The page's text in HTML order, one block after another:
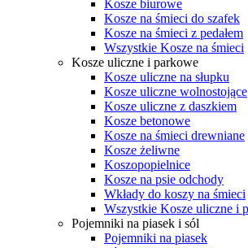
Kosze biurowe
Kosze na śmieci do szafek
Kosze na śmieci z pedałem
Wszystkie Kosze na śmieci
Kosze uliczne i parkowe
Kosze uliczne na słupku
Kosze uliczne wolnostojące
Kosze uliczne z daszkiem
Kosze betonowe
Kosze na śmieci drewniane
Kosze żeliwne
Koszopopielnice
Kosze na psie odchody
Wkłady do koszy na śmieci
Wszystkie Kosze uliczne i
Pojemniki na piasek i sól
Pojemniki na piasek